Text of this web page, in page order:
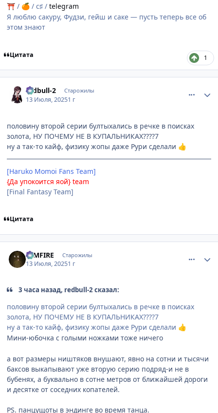
⛩ / 🍊 / c♯ / telegram
Я люблю сакуру, Фудзи, гейш и саке — пусть теперь все об
этом знают
Цитата 1
redbull-2 Старожилы
13 Июля, 20251 г
половину второй серии бултыхались в речке в поисках
золота, НУ ПОЧЕМУ НЕ В КУПАЛЬНИКАХ????7
ну а так-то кайф, физику жопы даже Рури сделали 👍
[Haruko Momoi Fans Team]
{Да упокоится яой} team
[Final Fantasy Team]
Цитата
DIMFIRE Старожилы
13 Июля, 20251 г
3 часа назад, redbull-2 сказал:
половину второй серии бултыхались в речке в поисках
золота, НУ ПОЧЕМУ НЕ В КУПАЛЬНИКАХ????7
ну а так-то кайф, физику жопы даже Рури сделали 👍
Мини-юбочка с голыми ножками тоже ничего
а вот размеры ништяков внушают, явно на сотни и тысячи
баксов выкапывают уже вторую серию подряд-и не в
бубенях, а буквально в сотне метров от ближайшей дороги
и десятке от соседних копателей.
PS. панцущоты в эндинге во время танца.